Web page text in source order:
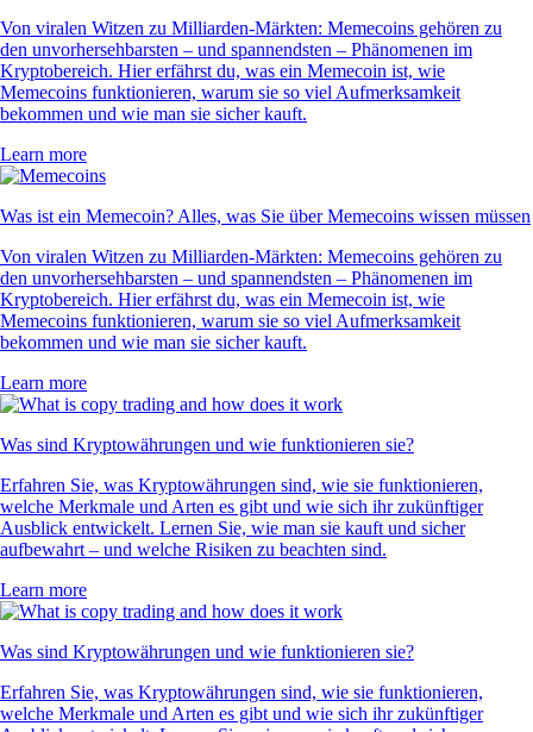
Von viralen Witzen zu Milliarden-Märkten: Memecoins gehören zu
den unvorhersehbarsten – und spannendsten – Phänomenen im
Kryptobereich. Hier erfährst du, was ein Memecoin ist, wie
Memecoins funktionieren, warum sie so viel Aufmerksamkeit
bekommen und wie man sie sicher kauft.
Learn more
Was ist ein Memecoin? Alles, was Sie über Memecoins wissen müssen
Von viralen Witzen zu Milliarden-Märkten: Memecoins gehören zu
den unvorhersehbarsten – und spannendsten – Phänomenen im
Kryptobereich. Hier erfährst du, was ein Memecoin ist, wie
Memecoins funktionieren, warum sie so viel Aufmerksamkeit
bekommen und wie man sie sicher kauft.
Learn more
Was sind Kryptowährungen und wie funktionieren sie?
Erfahren Sie, was Kryptowährungen sind, wie sie funktionieren,
welche Merkmale und Arten es gibt und wie sich ihr zukünftiger
Ausblick entwickelt. Lernen Sie, wie man sie kauft und sicher
aufbewahrt – und welche Risiken zu beachten sind.
Learn more
Was sind Kryptowährungen und wie funktionieren sie?
Erfahren Sie, was Kryptowährungen sind, wie sie funktionieren,
welche Merkmale und Arten es gibt und wie sich ihr zukünftiger